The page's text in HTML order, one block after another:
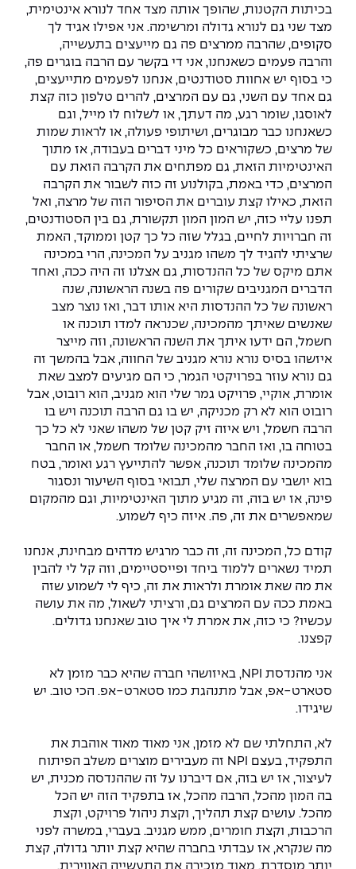
בכיתות הקטנות, שהופך אותה מצד אחד לנורא אינטימית,
מצד שני גם לנורא גדולה ומרשימה. אני אפילו אגיד לך
סקופים, שהרבה ממרצים פה גם מייעצים בתעשייה,
והרבה פעמים כשאנחנו, אני די בקשר עם הרבה בוגרים פה,
כי בסוף יש אחוות סטודנטים, אנחנו לפעמים מתייעצים,
גם אחד עם השני, גם עם המרצים, להרים טלפון כזה קצת
לאוסגו, שומר רגע, מה דעתך, או לשלוח לו מייל, וגם
כשאנחנו כבר מבוגרים, ושיתופי פעולה, או לראות שמות
של מרצים, כשקוראים כל מיני דברים בעבודה, אז מתוך
האינטימיות הזאת, גם מפתחים את הקרבה הזאת עם
המרצים, כדי באמת, בקולנוע זה כזה לשבור את הקרבה
הזאת, כאילו קצת עוברים את הסיפור הזה של מרצה, ואל
תפנו עליי כזה, יש המון המון תקשורת, גם בין הסטודנטים,
זה חברויות לחיים, בגלל שזה כל כך קטן וממוקד, האמת
שרציתי להגיד לך משהו מגניב על המכינה, הרי במכינה
אתם מיקס של כל ההנדסות, גם אצלנו זה היה ככה, ואחד
הדברים המגניבים שקורים פה בשנה הראשונה, שנה
ראשונה של כל ההנדסות היא אותו דבר, ואז נוצר מצב
שאנשים שאיתך מהמכינה, שכנראה למדו תוכנה או
חשמל, הם ידעו איתך את השנה הראשונה, וזה מייצר
איזשהו בסיס נורא נורא מגניב של החווה, אבל בהמשך זה
גם נורא עוזר בפרויקטי הגמר, כי הם מגיעים למצב שאת
אומרת, אוקיי, פרויקט גמר שלי הוא מגניב, הוא רובוט, אבל
רובוט הוא לא רק מכניקה, יש בו גם הרבה תוכנה ויש בו
הרבה חשמל, ויש איזה זיק קטן של משהו שאני לא כל כך
בטוחה בו, ואז החבר מהמכינה שלומד חשמל, או החבר
מהמכינה שלומד תוכנה, אפשר להתייעץ רגע ואומר, בטח
בוא יושבי עם המרצה שלי, תבואי בסוף השיעור ונסגור
פינה, אז יש בזה, זה מגיע מתוך האינטימיות, וגם מהמקום
שמאפשרים את זה, פה. איזה כיף לשמוע.
קודם כל, המכינה זה, זה כבר מרגיש מדהים מבחינת, אנחנו
תמיד נשארים ללמוד ביחד ופייסטיימים, וזה קל לי להבין
את מה שאת אומרת ולראות את זה, כיף לי לשמוע שזה
באמת ככה עם המרצים גם, ורציתי לשאול, מה את עושה
עכשיו? כי כזה, את אמרת לי איך טוב שאנחנו גדולים.
קפצנו.
אני מהנדסת NPI, באיזושהי חברה שהיא כבר מזמן לא
סטארט-אפ, אבל מתנהגת כמו סטארט-אפ. הכי טוב. יש
שיגידו.
לא, התחלתי שם לא מזמן, אני מאוד מאוד אוהבת את
התפקיד, בעצם NPI זה מעבירים מוצרים משלב הפיתוח
לעיצור, אז יש בזה, אם דיברנו על זה שההנדסה מכנית, יש
בה המון מהכל, הרבה מהכל, אז בתפקיד הזה יש הכל
מהכל. עושים קצת תהליך, וקצת ניהול פרויקט, וקצת
הרכבות, וקצת חומרים, ממש מגניב. בעברי, במשרה לפני
מה שנקרא, אז עבדתי בחברה שהיא קצת יותר גדולה, קצת
יותר מוסדרת, מאוד מזכירה את התעשייה האווירית,